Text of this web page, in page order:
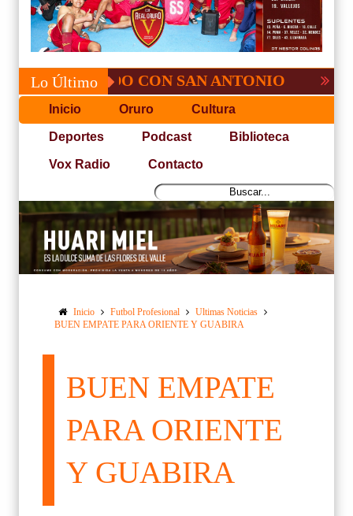
Lo Último
PUDO CON SAN ANTONIO COPA
Inicio Oruro Cultura
Deportes Podcast Biblioteca
Vox Radio Contacto
Inicio Futbol Profesional
Ultimas Noticias
BUEN EMPATE PARA ORIENTE Y GUABIRA
BUEN EMPATE
PARA ORIENTE
Y GUABIRA